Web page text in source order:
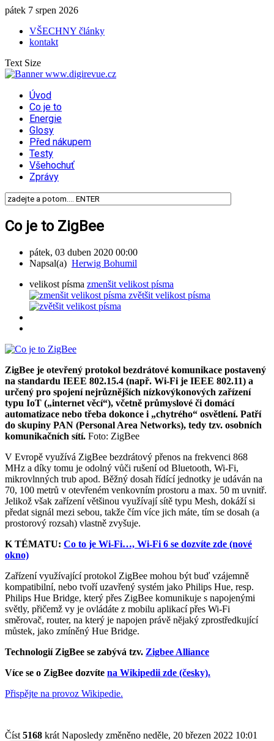
pátek 7 srpen 2026
VŠECHNY články
kontakt
Text Size
Úvod
Co je to
Energie
Glosy
Před nákupem
Testy
Všehochuť
Zprávy
Co je to ZigBee
pátek, 03 duben 2020 00:00
Napsal(a) Herwig Bohumil
velikost písma zmenšit velikost písma
zvětšit velikost písma
ZigBee je otevřený protokol bezdrátové komunikace postavený
na standardu IEEE 802.15.4 (např. Wi-Fi je IEEE 802.11) a
určený pro spojení nejrůznějších nízkovýkonových zařízení
typu IoT („internet věcí“), včetně průmyslové či domácí
automatizace nebo třeba dokonce i „chytrého“ osvětlení. Patří
do skupiny PAN (Personal Area Networks), tedy tzv. osobních
komunikačních sítí. Foto: ZigBee
V Evropě využívá ZigBee bezdrátový přenos na frekvenci 868
MHz a díky tomu je odolný vůči rušení od Bluetooth, Wi-Fi,
mikrovlnných trub apod. Běžný dosah řídící jednotky je udáván na
70, 100 metrů v otevřeném venkovním prostoru a max. 50 m uvnitř.
Jelikož však zařízení většinou využívají sítě typu Mesh, dokáží si
předat signál mezi sebou, takže čím více jich máte, tím se dosah (a
prostorový rozsah) vlastně zvyšuje.
K TÉMATU: Co to je Wi-Fi…, Wi-Fi 6 se dozvíte zde (nové
okno)
Zařízení využívající protokol ZigBee mohou být buď vzájemně
kompatibilní, nebo tvoří uzavřený systém jako Philips Hue, resp.
Philips Hue Bridge, který přes ZigBee komunikuje s napojenými
světly, přičemž vy je ovládáte z mobilu aplikací přes Wi-Fi
směrovač, router, na který je napojen právě nějaký zprostředkující
můstek, jako zmíněný Hue Bridge.
Technologií ZigBee se zabývá tzv. Zigbee Alliance
Více se o ZigBee dozvíte na Wikipedii zde (česky).
Přispějte na provoz Wikipedie.
Číst 5168 krát Naposledy změněno neděle, 20 březen 2022 10:01